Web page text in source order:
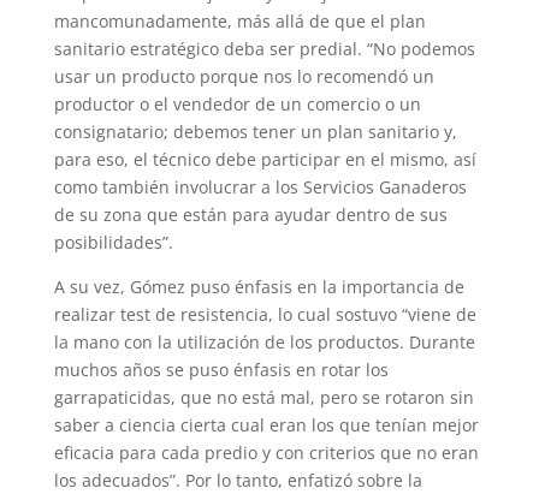
mancomunadamente, más allá de que el plan
sanitario estratégico deba ser predial. “No podemos
usar un producto porque nos lo recomendó un
productor o el vendedor de un comercio o un
consignatario; debemos tener un plan sanitario y,
para eso, el técnico debe participar en el mismo, así
como también involucrar a los Servicios Ganaderos
de su zona que están para ayudar dentro de sus
posibilidades”.
A su vez, Gómez puso énfasis en la importancia de
realizar test de resistencia, lo cual sostuvo “viene de
la mano con la utilización de los productos. Durante
muchos años se puso énfasis en rotar los
garrapaticidas, que no está mal, pero se rotaron sin
saber a ciencia cierta cual eran los que tenían mejor
eficacia para cada predio y con criterios que no eran
los adecuados”. Por lo tanto, enfatizó sobre la